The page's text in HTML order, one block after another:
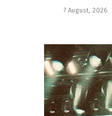
7 August, 2026